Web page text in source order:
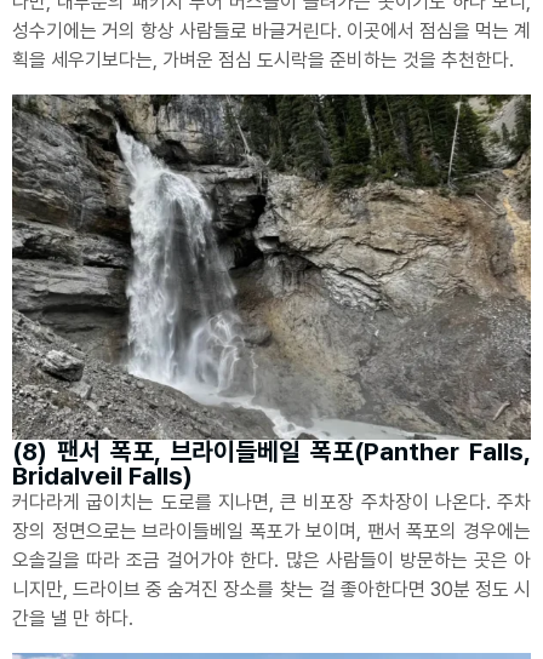
성수기에는 거의 항상 사람들로 바글거린다. 이곳에서 점심을 먹는 계
획을 세우기보다는, 가벼운 점심 도시락을 준비하는 것을 추천한다.
(8) 팬서 폭포, 브라이들베일 폭포(Panther Falls,
Bridalveil Falls)
커다라게 굽이치는 도로를 지나면, 큰 비포장 주차장이 나온다. 주차
장의 정면으로는 브라이들베일 폭포가 보이며, 팬서 폭포의 경우에는
오솔길을 따라 조금 걸어가야 한다. 많은 사람들이 방문하는 곳은 아
니지만, 드라이브 중 숨겨진 장소를 찾는 걸 좋아한다면 30분 정도 시
간을 낼 만 하다.